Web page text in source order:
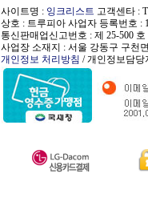
사이트명 : 잉크리스트 고객센타 :
상호 : 트루피아 사업자 등록번호 :
통신판매업신고번호 : 제 25-500 호
사업장 소재지 : 서울 강동구 구천
개인정보 처리방침 / 개인정보담당